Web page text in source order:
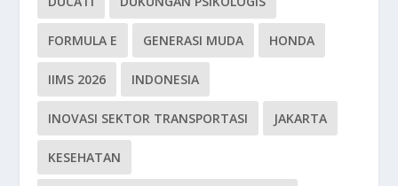
FORMULA E GENERASI MUDA HONDA
IIMS 2026 INDONESIA
INOVASI SEKTOR TRANSPORTASI JAKARTA
KESEHATAN